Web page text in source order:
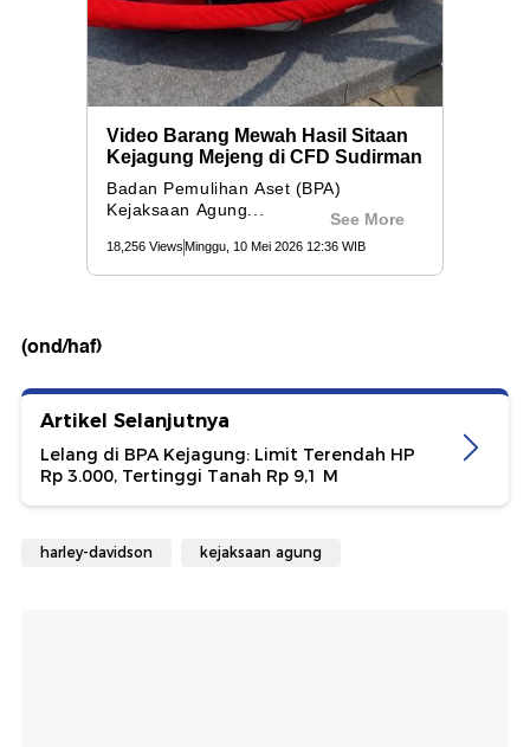
(ond/haf)
Artikel Selanjutnya
Lelang di BPA Kejagung: Limit Terendah HP
Rp 3.000, Tertinggi Tanah Rp 9,1 M
harley-davidson kejaksaan agung